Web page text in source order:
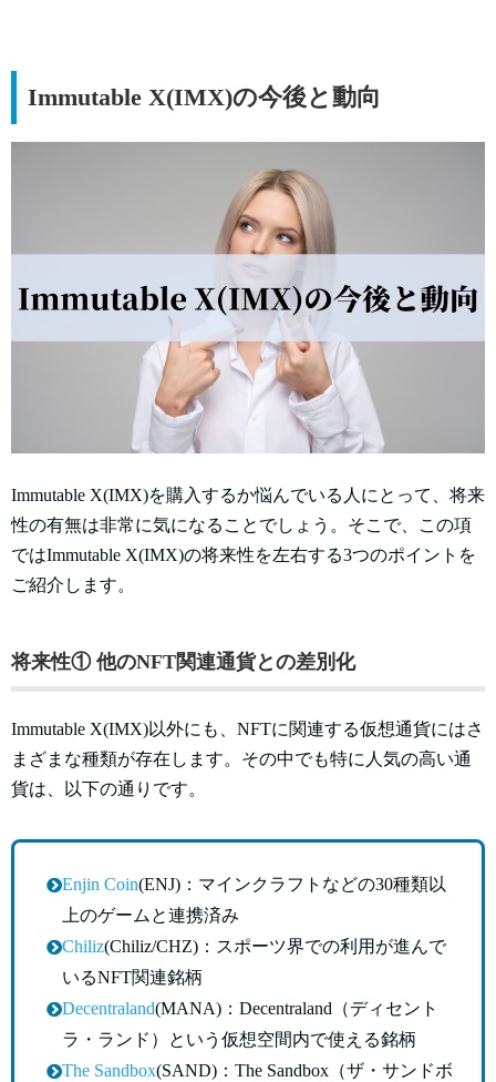
Immutable X(IMX)の今後と動向
Immutable X(IMX)を購入するか悩んでいる人にとって、将来
性の有無は非常に気になることでしょう。そこで、この項
ではImmutable X(IMX)の将来性を左右する3つのポイントを
ご紹介します。
将来性① 他のNFT関連通貨との差別化
Immutable X(IMX)以外にも、NFTに関連する仮想通貨にはさ
まざまな種類が存在します。その中でも特に人気の高い通
貨は、以下の通りです。
Enjin Coin(ENJ)：マインクラフトなどの30種類以
上のゲームと連携済み
Chiliz(Chiliz/CHZ)：スポーツ界での利用が進んで
いるNFT関連銘柄
Decentraland(MANA)：Decentraland（ディセント
ラ・ランド）という仮想空間内で使える銘柄
The Sandbox(SAND)：The Sandbox（ザ・サンドボ